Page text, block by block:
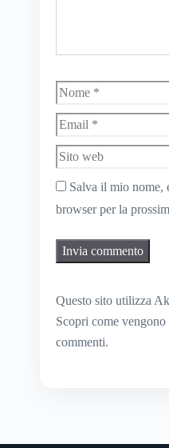
Nome
Salva il mio nome,
browser per la
Questo sito utilizza
Scopri come
commenti.